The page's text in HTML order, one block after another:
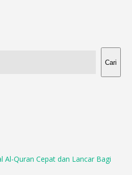
Cari
Al-Quran Cepat dan Lancar Bagi